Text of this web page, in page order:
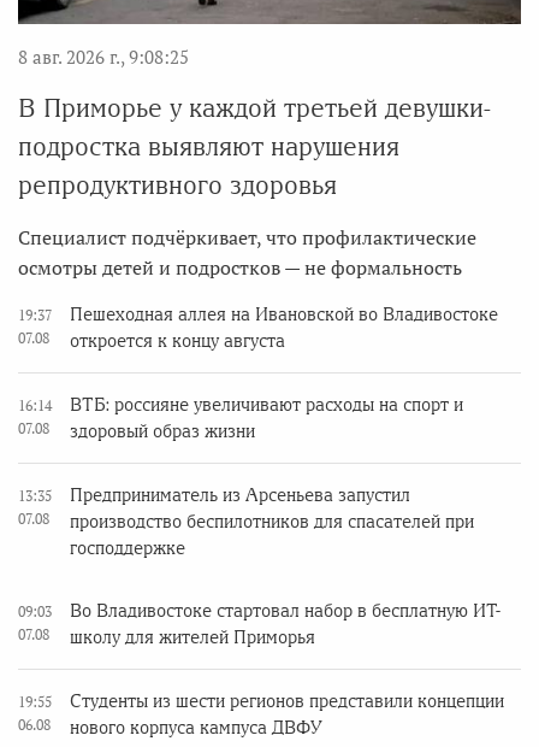
8 авг. 2026 г., 9:08:25
В Приморье у каждой третьей девушки-
подростка выявляют нарушения
репродуктивного здоровья
Специалист подчёркивает, что профилактические
осмотры детей и подростков — не формальность
19:37
07.08
Пешеходная аллея на Ивановской во Владивостоке
откроется к концу августа
16:14
07.08
ВТБ: россияне увеличивают расходы на спорт и
здоровый образ жизни
13:35
07.08
Предприниматель из Арсеньева запустил
производство беспилотников для спасателей при
господдержке
09:03
07.08
Во Владивостоке стартовал набор в бесплатную ИТ-
школу для жителей Приморья
19:55
06.08
Студенты из шести регионов представили концепции
нового корпуса кампуса ДВФУ